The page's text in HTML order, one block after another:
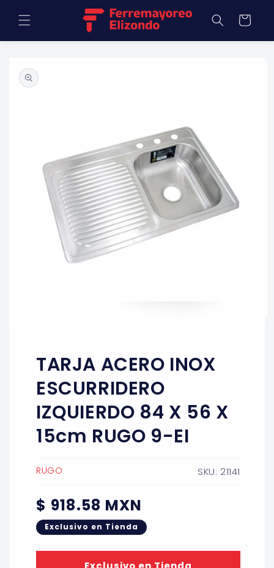
directamente
al contenido
Carrito
a la
información
TARJA ACERO INOX
ESCURRIDERO
IZQUIERDO 84 X 56 X
15cm RUGO 9-EI
RUGO SKU: 21141
Precio
habitual
$ 918.58 MXN
Exclusivo en Tienda